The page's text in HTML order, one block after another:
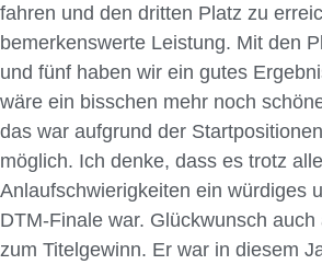
fahren und den dritten Platz zu
bemerkenswerte Leistung. Mit den
und fünf haben wir ein gutes
wäre ein bisschen mehr noch
das war aufgrund der
möglich. Ich denke, dass es trotz
Anlaufschwierigkeiten ein würdiges
DTM-Finale war. Glückwunsch
zum Titelgewinn. Er war in diesem